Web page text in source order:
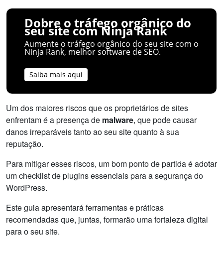
Dobre o tráfego orgânico do
seu site com Ninja Rank
Aumente o tráfego orgânico do seu site com o
Ninja Rank, melhor software de SEO.
Saiba mais aqui
Um dos maiores riscos que os proprietários de sites
enfrentam é a presença de malware, que pode causar
danos irreparáveis tanto ao seu site quanto à sua
reputação.
Para mitigar esses riscos, um bom ponto de partida é adotar
um checklist de plugins essenciais para a segurança do
WordPress.
Este guia apresentará ferramentas e práticas
recomendadas que, juntas, formarão uma fortaleza digital
para o seu site.